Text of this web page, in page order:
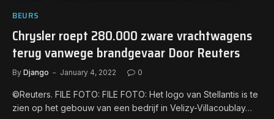
BEURS
Chrysler roept 280.000 zware vrachtwagens
terug vanwege brandgevaar Door Reuters
By Django January 4, 2022 0
©Reuters. FILE FOTO: FILE FOTO: Het logo van Stellantis is te
zien op het gebouw van een bedrijf in Velizy-Villacoublay…